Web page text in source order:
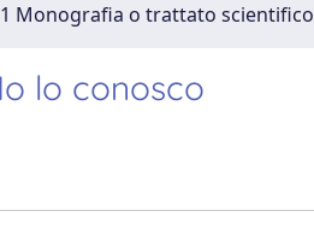
Monografia o trattato scientifico
lo conosco